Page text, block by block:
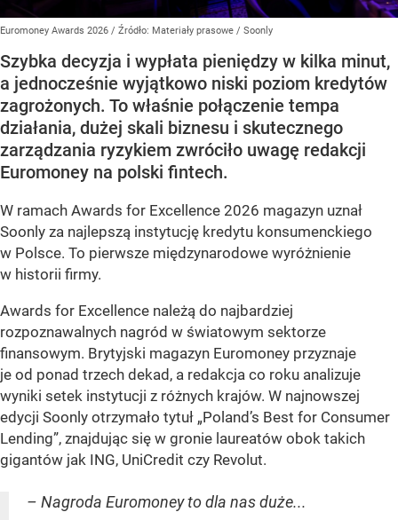
Euromoney Awards 2026 / Źródło: Materiały prasowe / Soonly
Szybka decyzja i wypłata pieniędzy w kilka minut,
a jednocześnie wyjątkowo niski poziom kredytów
zagrożonych. To właśnie połączenie tempa
działania, dużej skali biznesu i skutecznego
zarządzania ryzykiem zwróciło uwagę redakcji
Euromoney na polski fintech.
W ramach Awards for Excellence 2026 magazyn uznał
Soonly za najlepszą instytucję kredytu konsumenckiego
w Polsce. To pierwsze międzynarodowe wyróżnienie
w historii firmy.
Awards for Excellence należą do najbardziej
rozpoznawalnych nagród w światowym sektorze
finansowym. Brytyjski magazyn Euromoney przyznaje
je od ponad trzech dekad, a redakcja co roku analizuje
wyniki setek instytucji z różnych krajów. W najnowszej
edycji Soonly otrzymało tytuł „Poland’s Best for Consumer
Lending”, znajdując się w gronie laureatów obok takich
gigantów jak ING, UniCredit czy Revolut.
– Nagroda Euromoney to dla nas duże...